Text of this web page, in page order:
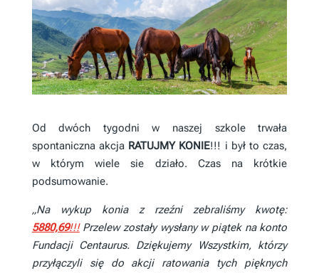
Od dwóch tygodni w naszej szkole trwała
spontaniczna akcja RATUJMY KONIE!!! i był to czas,
w którym wiele sie działo. Czas na krótkie
podsumowanie.
„Na wykup konia z rzeźni zebraliśmy kwotę:
5880,69!!!Przelew zostały wysłany w piątek na konto
Fundacji Centaurus. Dziękujemy Wszystkim, którzy
przyłączyli się do akcji ratowania tych pięknych